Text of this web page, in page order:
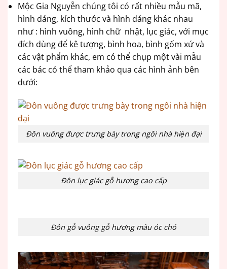
Mộc Gia Nguyễn chúng tôi có rất nhiều mẫu mã,
hình dáng, kích thước và hình dáng khác nhau
như : hình vuông, hình chữ nhật, lục giác, với mục
đích dùng để kê tượng, bình hoa, bình gốm xứ và
các vật phẩm khác, em có thể chụp một vài mẫu
các bác có thể tham khảo qua các hình ảnh bên
dưới:
Đôn vuông được trưng bày trong ngôi nhà hiện đại
Đôn lục giác gỗ hương cao cấp
Đôn gỗ vuông gỗ hương màu óc chó